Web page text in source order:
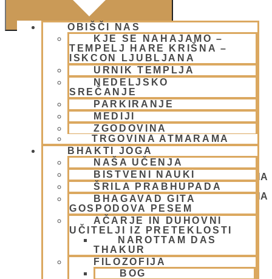
OBIŠČI NAS
KJE SE NAHAJAMO –
TEMPELJ HARE KRIŠNA –
ISKCON LJUBLJANA
URNIK TEMPLJA
NEDELJSKO
SREČANJE
PARKIRANJE
MEDIJI
ZGODOVINA
TRGOVINA ATMARAMA
BHAKTI JOGA
NAŠA UČENJA
BISTVENI NAUKI
ŠRILA PRABHUPADA
BHAGAVAD GITA
GOSPODOVA PESEM
AČARJE IN DUHOVNI
UČITELJI IZ PRETEKLOSTI
NAROTTAM DAS
THAKUR
FILOZOFIJA
BOG
NEDELJSKO SREČANJE - CENTER HARE KRIŠNA
LJUBLJANA
NEDELJSKO SREČANJE - CENTER HARE KRIŠNA
LJUBLJANA